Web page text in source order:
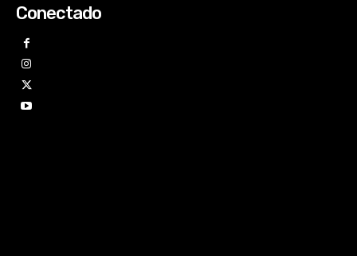
Conectado